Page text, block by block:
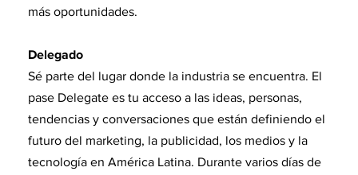
más oportunidades.
Delegado
Sé parte del lugar donde la industria se encuentra. El
pase Delegate es tu acceso a las ideas, personas,
tendencias y conversaciones que están definiendo el
futuro del marketing, la publicidad, los medios y la
tecnología en América Latina. Durante varios días de